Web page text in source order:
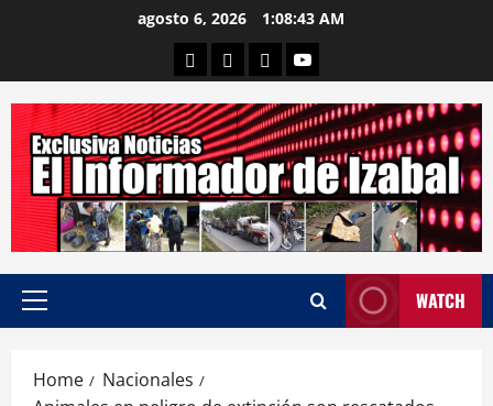
agosto 6, 2026 1:08:44 AM
Departamental
Nacionales
Internacional
Canal
Primary
WATCH
Home
Nacionales